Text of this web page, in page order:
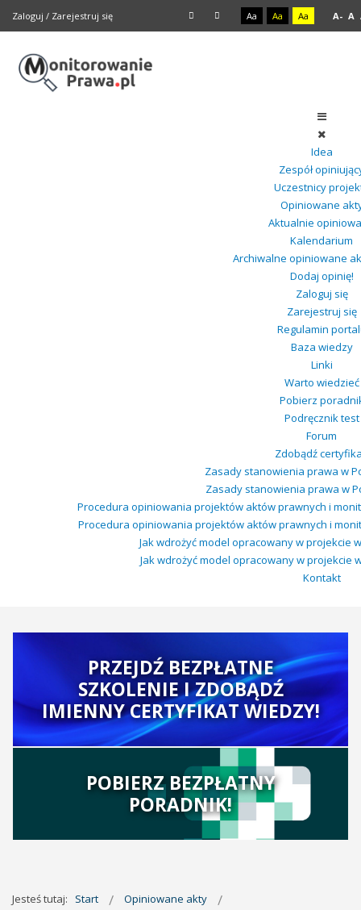
Zaloguj / Zarejestruj się Aa Aa Aa A- A
Idea
Zespół
Uczestnicy
Opiniowane
Aktualnie
Kalendarium
Archiwalne opiniowane
Dodaj opinię!
Zaloguj się
Zarejestruj się
Regulamin
Baza wiedzy
Linki
Warto wiedzieć
Pobierz
Podręcznik test
Forum
Zdobądź
Zasady stanowienia prawa w
Zasady stanowienia prawa w
Procedura opiniowania projektów aktów prawnych i
Procedura opiniowania projektów aktów prawnych i
Jak wdrożyć model opracowany w projekcie
Jak wdrożyć model opracowany w projekcie
Kontakt
PRZEJDŹ BEZPŁATNE
SZKOLENIE I ZDOBĄDŹ
IMIENNY CERTYFIKAT WIEDZY!
POBIERZ BEZPŁATNY
PORADNIK!
Jesteś tutaj: Start
Opiniowane akty